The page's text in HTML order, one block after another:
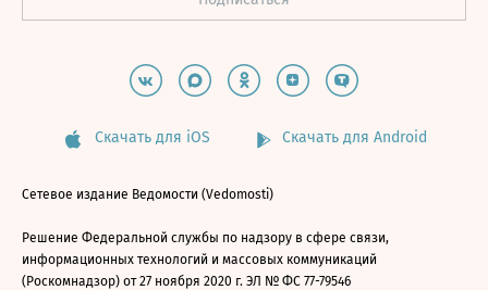
Скачать для iOS Скачать для Android
Сетевое издание Ведомости (Vedomosti)
Решение Федеральной службы по надзору в сфере связи,
информационных технологий и массовых коммуникаций
(Роскомнадзор) от 27 ноября 2020 г. ЭЛ № ФС 77-79546